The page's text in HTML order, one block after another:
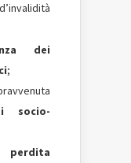
dei
;
socio-
perdita